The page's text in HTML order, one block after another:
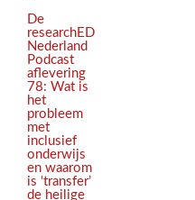
De
researchED
Nederland
Podcast
aflevering
78: Wat is
het
probleem
met
inclusief
onderwijs
en waarom
is ‘transfer’
de heilige